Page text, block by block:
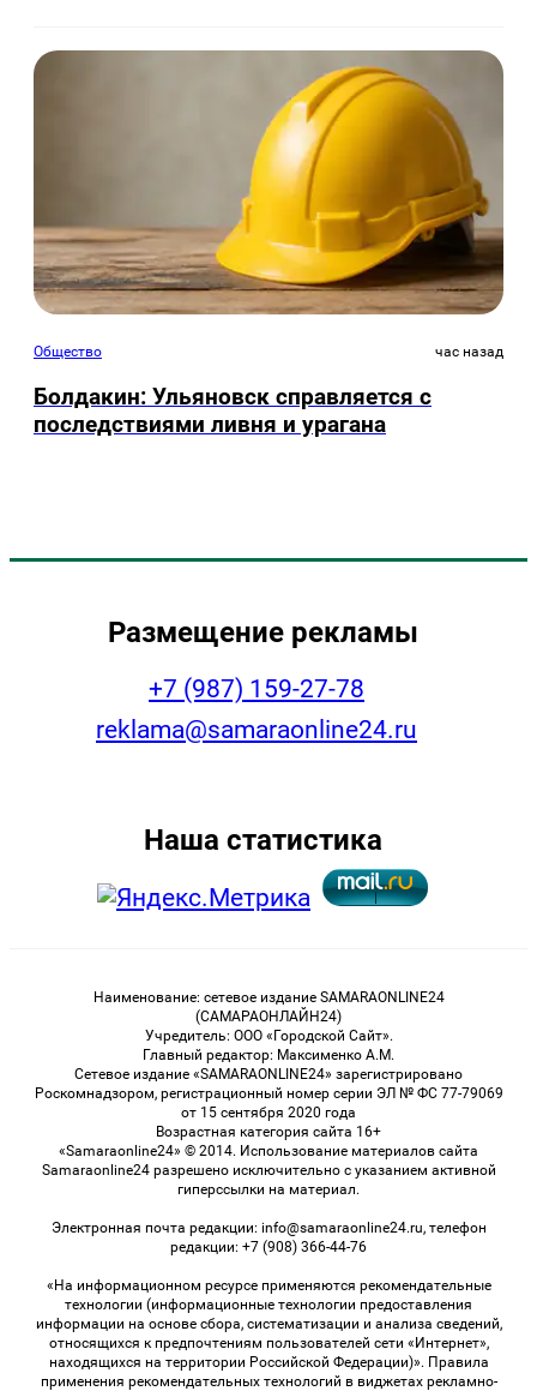
Общество час назад
Болдакин: Ульяновск справляется с
последствиями ливня и урагана
Размещение рекламы
+7 (987) 159-27-78
reklama@samaraonline24.ru
Наша статистика
Наименование: сетевое издание SAMARAONLINE24
(САМАРАОНЛАЙН24)
Учредитель: ООО «Городской Сайт».
Главный редактор: Максименко А.М.
Сетевое издание «SAMARAONLINE24» зарегистрировано
Роскомнадзором, регистрационный номер серии ЭЛ № ФС 77-79069
от 15 сентября 2020 года
Возрастная категория сайта 16+
«Samaraonline24» © 2014. Использование материалов сайта
Samaraonline24 разрешено исключительно с указанием активной
гиперссылки на материал.
Электронная почта редакции: info@samaraonline24.ru, телефон
редакции: +7 (908) 366-44-76
«На информационном ресурсе применяются рекомендательные
технологии (информационные технологии предоставления
информации на основе сбора, систематизации и анализа сведений,
относящихся к предпочтениям пользователей сети «Интернет»,
находящихся на территории Российской Федерации)». Правила
применения рекомендательных технологий в виджетах рекламно-